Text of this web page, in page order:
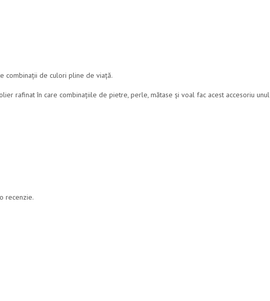
combinații de culori pline de viață.
rafinat în care combinațiile de pietre, perle, mătase și voal fac acest accesoriu unul
recenzie.